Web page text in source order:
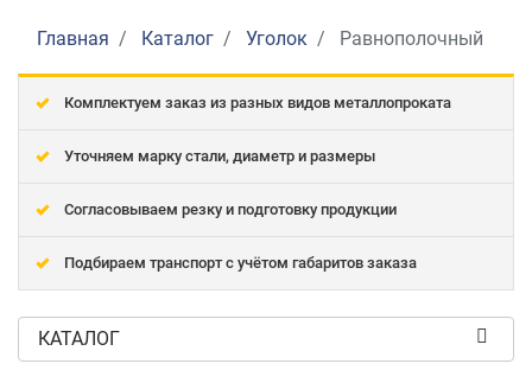
Главная Каталог Уголок Равнополочный
Комплектуем заказ из разных видов металлопроката
Уточняем марку стали, диаметр и размеры
Согласовываем резку и подготовку продукции
Подбираем транспорт с учётом габаритов заказа
КАТАЛОГ